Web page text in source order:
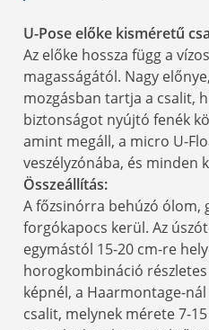
U-Pose előke kisméretű
Az előke hossza függ a
magasságától. Nagy
mozgásban tartja a csalit,
biztonságot nyújtó fenék
amint megáll, a micro U-
veszélyzónába, és minden
Összeállítás:
A főzsinórra behúzó ólom,
forgókapocs kerül. Az
egymástól 15-20 cm-re
horogkombináció
képnél, a Haarmontage-
csalit, melynek mérete 7-